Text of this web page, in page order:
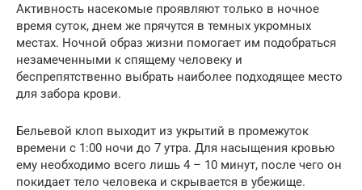
Активность насекомые проявляют только в ночное
время суток, днем же прячутся в темных укромных
местах. Ночной образ жизни помогает им подобраться
незамеченными к спящему человеку и
беспрепятственно выбрать наиболее подходящее место
для забора крови.
Бельевой клоп выходит из укрытий в промежуток
времени с 1:00 ночи до 7 утра. Для насыщения кровью
ему необходимо всего лишь 4 – 10 минут, после чего он
покидает тело человека и скрывается в убежище.